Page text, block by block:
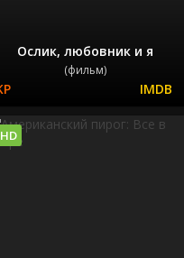
Ослик, любовник и я
(фильм)
HD